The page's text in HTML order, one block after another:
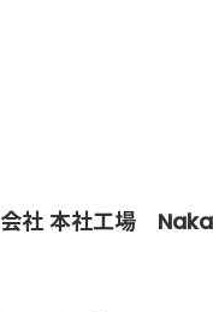
会社 本社工場